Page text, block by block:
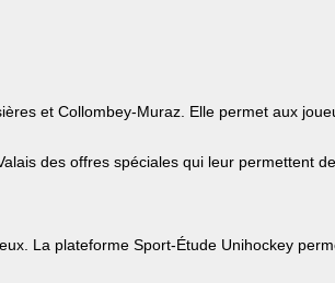
et Collombey-Muraz. Elle permet aux
des offres spéciales qui leur permettent
La plateforme Sport-Étude Unihockey